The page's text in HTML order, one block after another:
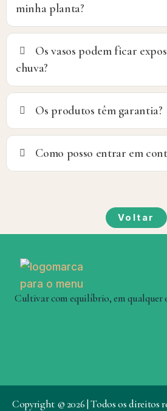
minha planta?
Os vasos podem ficar
chuva?
Os produtos têm garantia?
Como posso entrar em
Voltar
Cultivar com equilíbrio, em qualquer
Copyright © 2026 | Todos os direitos